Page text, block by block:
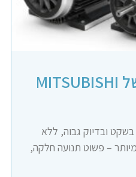
מנועים לינאריים של MITSUBISHI
ובדיוק גבוה, ללא
מיותר – פשוט תנועה חלקה,